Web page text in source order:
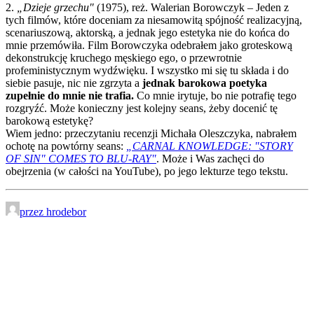
2. „Dzieje grzechu" (1975), reż. Walerian Borowczyk – Jeden z
tych filmów, które doceniam za niesamowitą spójność realizacyjną,
scenariuszową, aktorską, a jednak jego estetyka nie do końca do
mnie przemówiła. Film Borowczyka odebrałem jako groteskową
dekonstrukcję kruchego męskiego ego, o przewrotnie
profeministycznym wydźwięku. I wszystko mi się tu składa i do
siebie pasuje, nic nie zgrzyta a jednak barokowa poetyka
zupełnie do mnie nie trafia. Co mnie irytuje, bo nie potrafię tego
rozgryźć. Może konieczny jest kolejny seans, żeby docenić tę
barokową estetykę?
Wiem jedno: przeczytaniu recenzji Michała Oleszczyka, nabrałem
ochotę na powtórny seans:
„CARNAL KNOWLEDGE: "STORY
OF SIN" COMES TO BLU-RAY". Może i Was zachęci do
obejrzenia (w całości na YouTube), po jego lekturze tego tekstu.
przez hrodebor